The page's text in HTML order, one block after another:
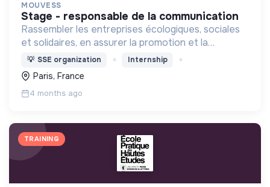
MOUVESS
stage - responsable de la communication
Rassembler les entreprises écologiques, sociales
et solidaires, en assurer la promotion et la
représentation auprès des pouvoirs publics et de
la société dans son ensemble, et en animer la
communauté.
💡 SSE organization Internship
Paris, France
4 months ago
TRAINING